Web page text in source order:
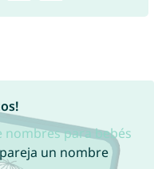
nombres para bebés
un nombre